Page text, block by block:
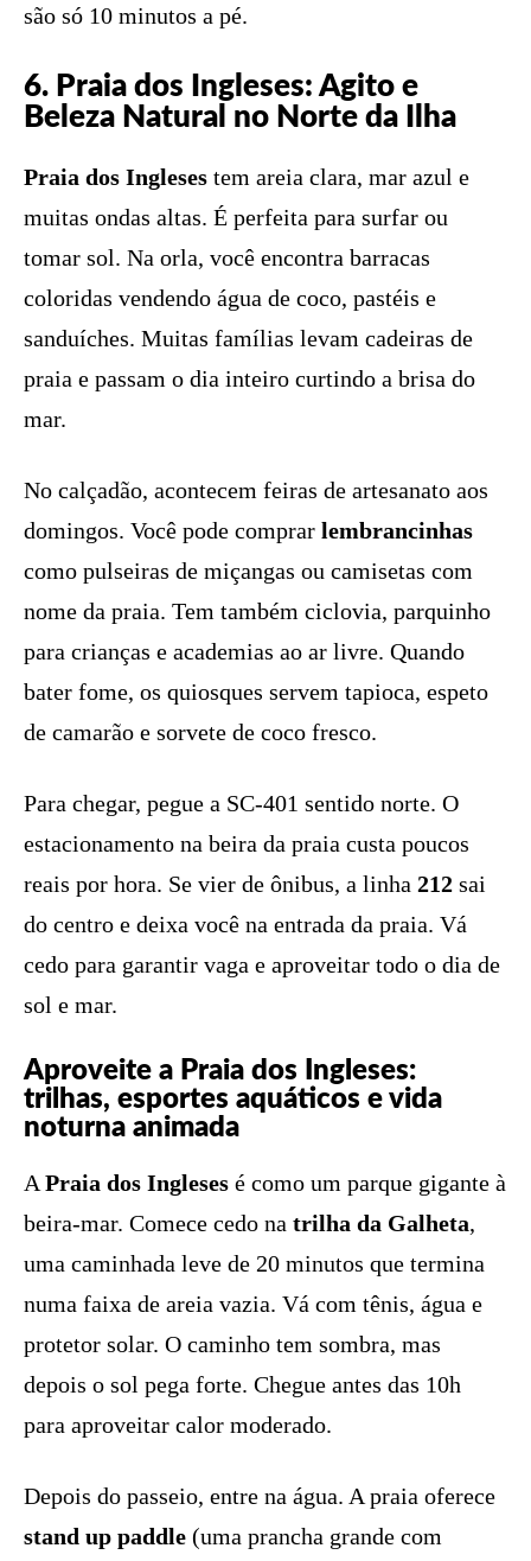
são só 10 minutos a pé.
6. Praia dos Ingleses: Agito e
Beleza Natural no Norte da Ilha
Praia dos Ingleses tem areia clara, mar azul e
muitas ondas altas. É perfeita para surfar ou
tomar sol. Na orla, você encontra barracas
coloridas vendendo água de coco, pastéis e
sanduíches. Muitas famílias levam cadeiras de
praia e passam o dia inteiro curtindo a brisa do
mar.
No calçadão, acontecem feiras de artesanato aos
domingos. Você pode comprar lembrancinhas
como pulseiras de miçangas ou camisetas com
nome da praia. Tem também ciclovia, parquinho
para crianças e academias ao ar livre. Quando
bater fome, os quiosques servem tapioca, espeto
de camarão e sorvete de coco fresco.
Para chegar, pegue a SC-401 sentido norte. O
estacionamento na beira da praia custa poucos
reais por hora. Se vier de ônibus, a linha 212 sai
do centro e deixa você na entrada da praia. Vá
cedo para garantir vaga e aproveitar todo o dia de
sol e mar.
Aproveite a Praia dos Ingleses:
trilhas, esportes aquáticos e vida
noturna animada
A Praia dos Ingleses é como um parque gigante à
beira-mar. Comece cedo na trilha da Galheta,
uma caminhada leve de 20 minutos que termina
numa faixa de areia vazia. Vá com tênis, água e
protetor solar. O caminho tem sombra, mas
depois o sol pega forte. Chegue antes das 10h
para aproveitar calor moderado.
Depois do passeio, entre na água. A praia oferece
stand up paddle (uma prancha grande com